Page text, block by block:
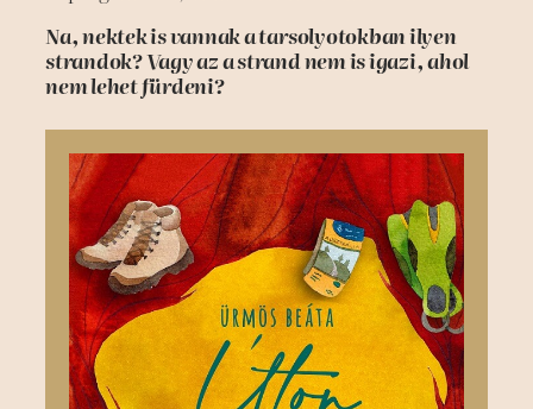
Na, nektek is vannak a tarsolyotokban ilyen
strandok? Vagy az a strand nem is igazi, ahol
nem lehet fürdeni?